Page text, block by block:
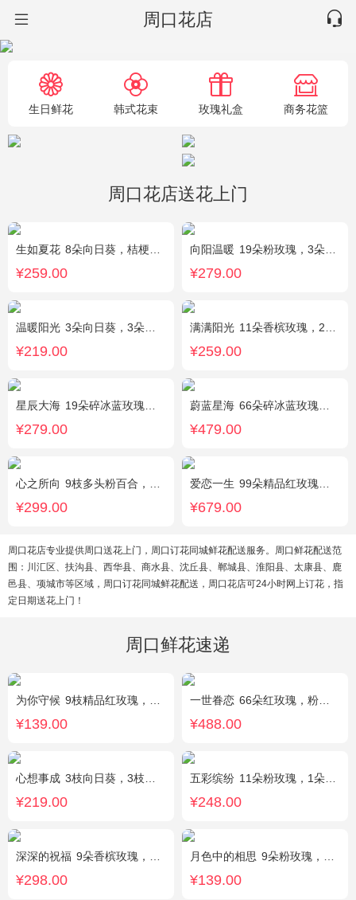
周口花店
生日鲜花 韩式花束 玫瑰礼盒 商务花篮
周口花店送花上门
生如夏花 8朵向日葵，桔梗、红豆、绿叶搭配
¥259.00
向阳温暖 19朵粉玫瑰，3朵向日葵，绿叶搭配
¥279.00
温暖阳光 3朵向日葵，3朵香槟玫瑰，1枝多头白百合，配花、配草搭配
¥219.00
满满阳光 11朵香槟玫瑰，2朵向日葵，1个蓝色绣球，配花、桔梗、绿叶搭配
¥259.00
星辰大海 19朵碎冰蓝玫瑰，尤加利绿叶搭配
¥279.00
蔚蓝星海 66朵碎冰蓝玫瑰，外围满天星环绕
¥479.00
心之所向 9枝多头粉百合，桔梗，尤加利搭配
¥299.00
爱恋一生 99朵精品红玫瑰，搭配适量相思梅。
¥679.00
周口花店专业提供周口送花上门，周口订花同城鲜花配送服务。周口鲜花配送范
围：川汇区、扶沟县、西华县、商水县、沈丘县、郸城县、淮阳县、太康县、鹿
邑县、项城市等区域，周口订花同城鲜花配送，周口花店可24小时网上订花，指
定日期送花上门！
周口鲜花速递
为你守候 9枝精品红玫瑰，满天星、黄莺点缀，加可爱小熊1只。(小熊以实物为准)
¥139.00
一世眷恋 66朵红玫瑰，粉色石竹梅外围丰满围边，黑色丝带搭配
¥488.00
心想事成 3枝向日葵，3枝香槟玫瑰，搭配桔梗、尤加利叶
¥219.00
五彩缤纷 11朵粉玫瑰，1朵粉绣球，白色乒乓菊，桔梗、绿叶搭配
¥248.00
深深的祝福 9朵香槟玫瑰，3支向日葵、香槟色桔梗、洋甘菊、尤加利
¥298.00
月色中的相思 9朵粉玫瑰，配满天星，绿叶
¥139.00